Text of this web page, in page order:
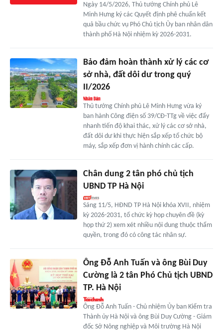
Ngày 14/5/2026, Thủ tướng Chính phủ Lê
Minh Hưng ký các Quyết định phê chuẩn kết
quả bầu chức vụ Phó Chủ tịch Ủy ban nhân dân
thành phố Hà Nội nhiệm kỳ 2026-2031.
Bảo đảm hoàn thành xử lý các cơ
sở nhà, đất dôi dư trong quý
II/2026
Thủ tướng Chính phủ Lê Minh Hưng vừa ký
ban hành Công điện số 39/CĐ-TTg về việc đẩy
nhanh tiến độ khai thác, xử lý các cơ sở nhà,
đất dôi dư khi thực hiện sắp xếp tổ chức bộ
máy, sắp xếp đơn vị hành chính các cấp.
Chân dung 2 tân phó chủ tịch
UBND TP Hà Nội
Sáng 11/5, HĐND TP Hà Nội khóa XVII, nhiệm
kỳ 2026-2031, tổ chức kỳ họp chuyên đề (kỳ
họp thứ 2) xem xét nhiều nội dung thuộc thẩm
quyền, trong đó có công tác nhân sự.
Ông Đỗ Anh Tuấn và ông Bùi Duy
Cường là 2 tân Phó Chủ tịch UBND
TP. Hà Nội
Ông Đỗ Anh Tuấn - Chủ nhiệm Ủy ban Kiểm tra
Thành ủy Hà Nội và ông Bùi Duy Cường - Giám
đốc Sở Nông nghiệp và Môi trường Hà Nội